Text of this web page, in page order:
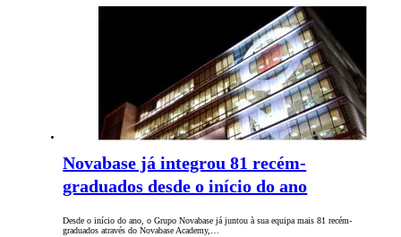
Novabase já integrou 81 recém-
graduados desde o início do ano
Desde o início do ano, o Grupo Novabase já juntou à sua equipa mais 81 recém-
graduados através do Novabase Academy,…